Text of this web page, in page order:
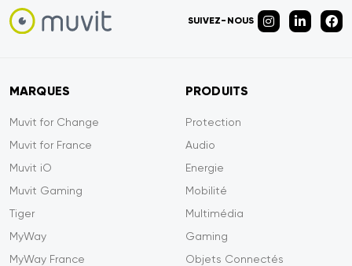
SUIVEZ-NOUS
MARQUES
Muvit for Change
Muvit for France
Muvit iO
Muvit Gaming
Tiger
MyWay
MyWay France
PRODUITS
Protection
Audio
Energie
Mobilité
Multimédia
Gaming
Objets Connectés